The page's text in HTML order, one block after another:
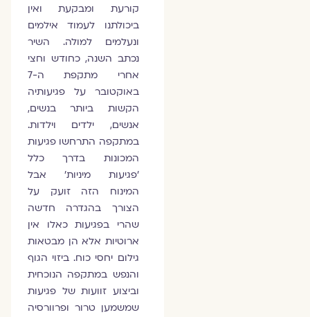
קורעת ומבקעת ואין
ביכולתנו לעמוד אילמים
ונעלמים למולה. השיר
נכתב השנה, כחודש וחצי
אחרי מתקפת ה-7
באוקטובר על פגיעותיה
הקשות ביותר בנשים,
אנשים, ילדים וילדות.
במתקפה התרחשו פגיעות
המכונות בדרך כלל
׳פגיעות מיניות׳ אבל
המינוח הזה זועק על
הצורך בהגדרה חדשה
שהרי בפגיעות כאלו אין
ארוטיות אלא הן מבטאות
גילום יחסי כוח. ביזוי הגוף
והנפש במתקפה הנוכחית
וביצוע זוועות של פגיעות
שמשמען טרור ופרוורסיה